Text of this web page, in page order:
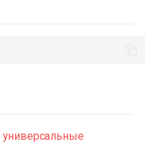
универсальные